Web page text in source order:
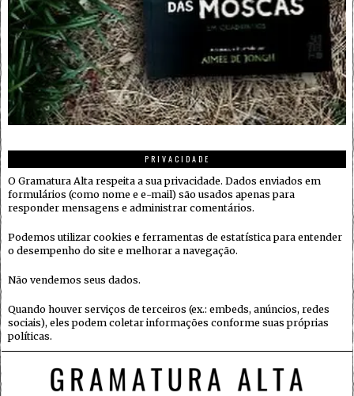
PRIVACIDADE
O Gramatura Alta respeita a sua privacidade. Dados enviados em
formulários (como nome e e-mail) são usados apenas para
responder mensagens e administrar comentários.
Podemos utilizar cookies e ferramentas de estatística para entender
o desempenho do site e melhorar a navegação.
Não vendemos seus dados.
Quando houver serviços de terceiros (ex.: embeds, anúncios, redes
sociais), eles podem coletar informações conforme suas próprias
políticas.